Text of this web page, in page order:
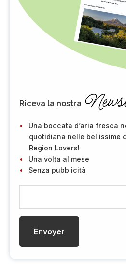
Riceva la nostra
Una boccata d’aria fresca
quotidiana nelle bellissime
Region Lovers!
Una volta al mese
Senza pubblicità
m